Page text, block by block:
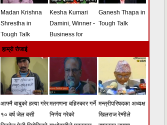
Madan Krishna
Shrestha in
Tough Talk
Kesha Kumari
Damini, Winner -
Business for
Tough Talk
Ganesh Thapa in
Tough Talk
हाम्रो रोजाई
आफ्नै बाबुको हत्या गरेर
१० बर्ष जेल बसी
मतगणना बहिस्कार गर्ने
निर्णय गरेको
मन्त्रीपरिषदका अध्यक्ष
खिलराज रेग्मीले